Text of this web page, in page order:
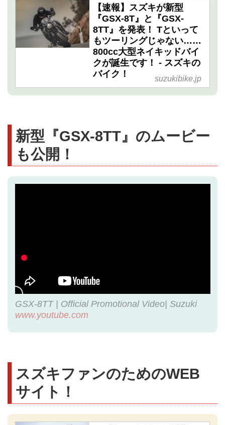
【速報】スズキが新型
『GSX-8T』と『GSX-
8TT』を発表！ Tといって
もツーリングじゃない……
800cc大型ネイキッドバイ
クが誕生です！ - スズキの
バイク！
suzukibike.jp
新型『GSX-8TT』のムービー
も公開！
GSX-8TT | Official Promotional Video| Suzuki
www.youtube.com
スズキファンのためのWEB
サイト！